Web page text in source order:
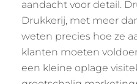
aandacht voor detail.
Drukkerij, met meer
weten precies hoe ze
klanten moeten
een kleine oplage